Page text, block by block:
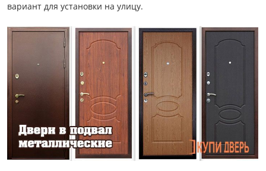
вариант для установки на улицу.